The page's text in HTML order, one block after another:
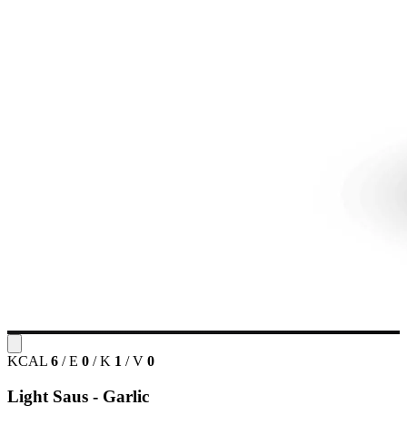
KCAL 6 / E 0 / K 1 / V 0
Light Saus - Garlic